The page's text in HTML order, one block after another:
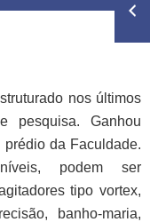
nos últimos
pesquisa. Ganhou
da Faculdade.
podem ser
tipo vortex,
banho-maria,